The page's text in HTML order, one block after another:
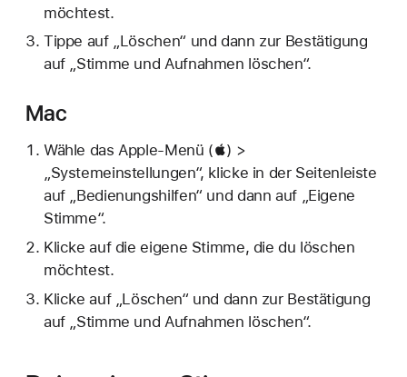
möchtest.
Tippe auf „Löschen“ und dann zur Bestätigung
auf „Stimme und Aufnahmen löschen“.
Mac
Wähle das Apple-Menü () >
„Systemeinstellungen“, klicke in der Seitenleiste
auf „Bedienungshilfen“ und dann auf „Eigene
Stimme“.
Klicke auf die eigene Stimme, die du löschen
möchtest.
Klicke auf „Löschen“ und dann zur Bestätigung
auf „Stimme und Aufnahmen löschen“.